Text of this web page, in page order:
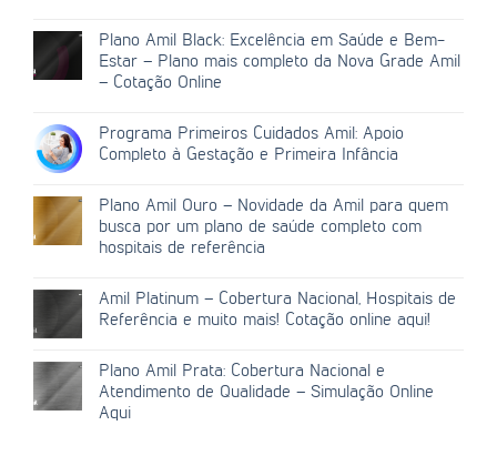
Plano Amil Black: Excelência em Saúde e Bem-
Estar – Plano mais completo da Nova Grade Amil
– Cotação Online
Programa Primeiros Cuidados Amil: Apoio
Completo à Gestação e Primeira Infância
Plano Amil Ouro – Novidade da Amil para quem
busca por um plano de saúde completo com
hospitais de referência
Amil Platinum – Cobertura Nacional, Hospitais de
Referência e muito mais! Cotação online aqui!
Plano Amil Prata: Cobertura Nacional e
Atendimento de Qualidade – Simulação Online
Aqui